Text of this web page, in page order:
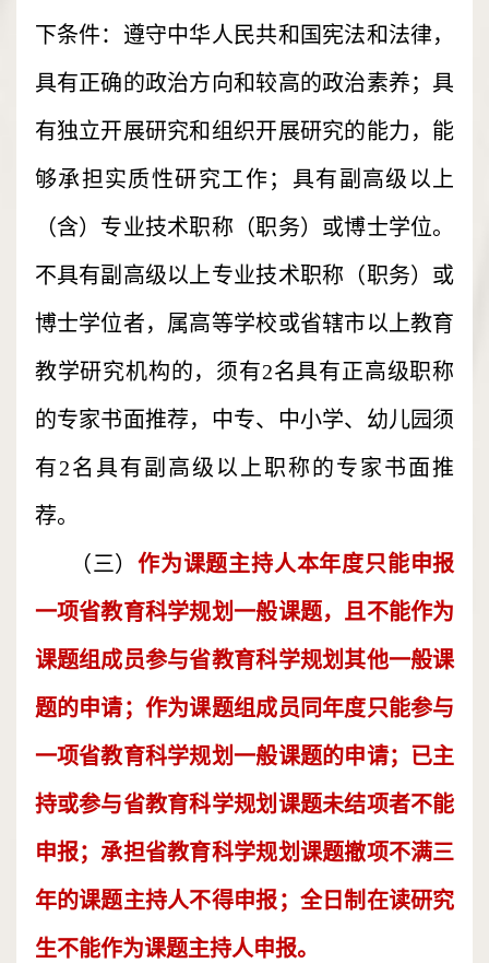
下条件：遵守中华人民共和国宪法和法律，
具有正确的政治方向和较高的政治素养；具
有独立开展研究和组织开展研究的能力，能
够承担实质性研究工作；具有副高级以上
（含）专业技术职称（职务）或博士学位。
不具有副高级以上专业技术职称（职务）或
博士学位者，属高等学校或省辖市以上教育
教学研究机构的，须有2名具有正高级职称
的专家书面推荐，中专、中小学、幼儿园须
有2名具有副高级以上职称的专家书面推
荐。
（三）作为课题主持人本年度只能申报
一项省教育科学规划一般课题，且不能作为
课题组成员参与省教育科学规划其他一般课
题的申请；作为课题组成员同年度只能参与
一项省教育科学规划一般课题的申请；已主
持或参与省教育科学规划课题未结项者不能
申报；承担省教育科学规划课题撤项不满三
年的课题主持人不得申报；全日制在读研究
生不能作为课题主持人申报。